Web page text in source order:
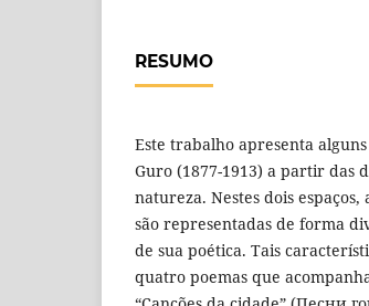
RESUMO
Este trabalho apresenta
Guro (1877-1913) a partir das
natureza. Nestes dois
são representadas de forma
de sua poética. Tais
quatro poemas que